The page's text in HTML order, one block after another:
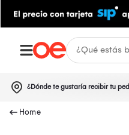
¿Dónde te gustaría recibir tu